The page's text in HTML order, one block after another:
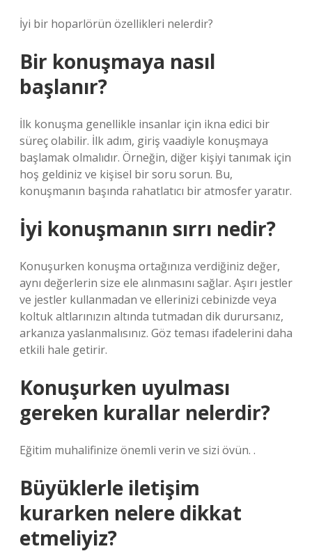
İyi bir hoparlörün özellikleri nelerdir?
Bir konuşmaya nasıl
başlanır?
İlk konuşma genellikle insanlar için ikna edici bir
süreç olabilir. İlk adım, giriş vaadiyle konuşmaya
başlamak olmalıdır. Örneğin, diğer kişiyi tanımak için
hoş geldiniz ve kişisel bir soru sorun. Bu,
konuşmanın başında rahatlatıcı bir atmosfer yaratır.
İyi konuşmanın sırrı nedir?
Konuşurken konuşma ortağınıza verdiğiniz değer,
aynı değerlerin size ele alınmasını sağlar. Aşırı jestler
ve jestler kullanmadan ve ellerinizi cebinizde veya
koltuk altlarınızın altında tutmadan dik durursanız,
arkanıza yaslanmalısınız. Göz teması ifadelerini daha
etkili hale getirir.
Konuşurken uyulması
gereken kurallar nelerdir?
Eğitim muhalifinize önemli verin ve sizi övün. .
Büyüklerle iletişim
kurarken nelere dikkat
etmeliyiz?